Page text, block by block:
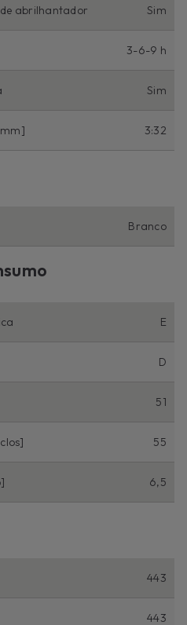
abrilhantador Sim
3-6-9 h
Sim
3:32
Branco
E
D
51
55
6,5
443
443